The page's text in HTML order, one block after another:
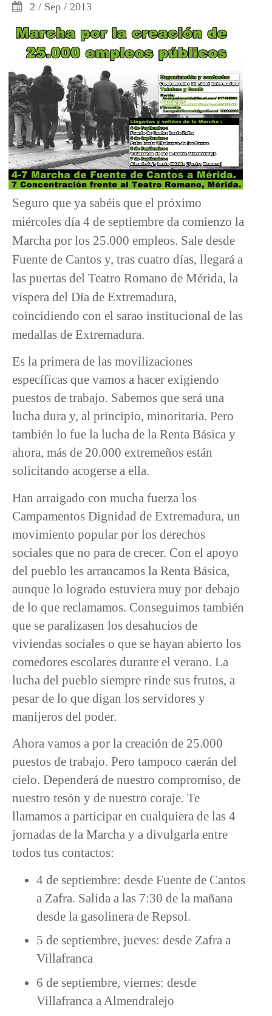
2 / Sep / 2013
Seguro que ya sabéis que el próximo
miércoles día 4 de septiembre da comienzo la
Marcha por los 25.000 empleos. Sale desde
Fuente de Cantos y, tras cuatro días, llegará a
las puertas del Teatro Romano de Mérida, la
víspera del Día de Extremadura,
coincidiendo con el sarao institucional de las
medallas de Extremadura.
Es la primera de las movilizaciones
específicas que vamos a hacer exigiendo
puestos de trabajo. Sabemos que será una
lucha dura y, al principio, minoritaria. Pero
también lo fue la lucha de la Renta Básica y
ahora, más de 20.000 extremeños están
solicitando acogerse a ella.
Han arraigado con mucha fuerza los
Campamentos Dignidad de Extremadura, un
movimiento popular por los derechos
sociales que no para de crecer. Con el apoyo
del pueblo les arrancamos la Renta Básica,
aunque lo logrado estuviera muy por debajo
de lo que reclamamos. Conseguimos también
que se paralizasen los desahucios de
viviendas sociales o que se hayan abierto los
comedores escolares durante el verano. La
lucha del pueblo siempre rinde sus frutos, a
pesar de lo que digan los servidores y
manijeros del poder.
Ahora vamos a por la creación de 25.000
puestos de trabajo. Pero tampoco caerán del
cielo. Dependerá de nuestro compromiso, de
nuestro tesón y de nuestro coraje. Te
llamamos a participar en cualquiera de las 4
jornadas de la Marcha y a divulgarla entre
todos tus contactos:
4 de septiembre: desde Fuente de Cantos
a Zafra. Salida a las 7:30 de la mañana
desde la gasolinera de Repsol.
5 de septiembre, jueves: desde Zafra a
Villafranca
6 de septiembre, viernes: desde
Villafranca a Almendralejo